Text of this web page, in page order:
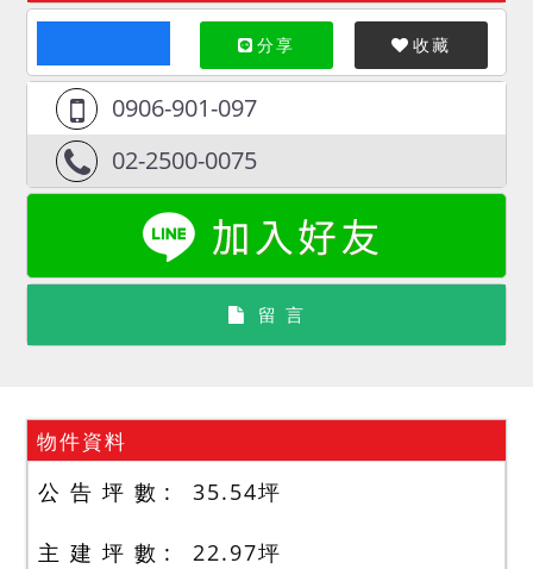
分享 收藏
0906-901-097
02-2500-0075
留 言
物件資料
公 告 坪 數 35.54坪
主 建 坪 數 22.97坪